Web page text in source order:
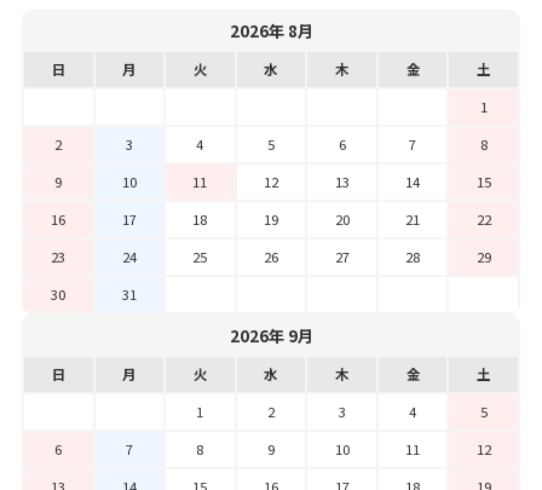
2026年 8月
日 月 火 水 木 金
土
1
2
3 4 5 6 7
8
9
10 11 12 13 14
15
16
17 18 19 20 21
22
23
24 25 26 27 28
29
30
31
2026年 9月
日 月 火 水 木 金
土
1
2 3 4
5
6
7 8 9 10 11
12
13
14 15 16 17 18
19